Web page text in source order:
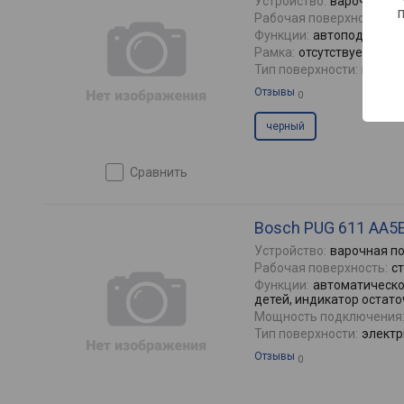
сравнить
Рабочая поверхность:
Функции: автоподжиг,
Рамка: отсутствует
Тип поверхности: газовая
Отзывы 0
черный
Bosch PUG 611
Устройство: варочная
Рабочая поверхность:
Функции:
детей, индикатор
Мощность подключения:
Тип поверхности:
Отзывы 0